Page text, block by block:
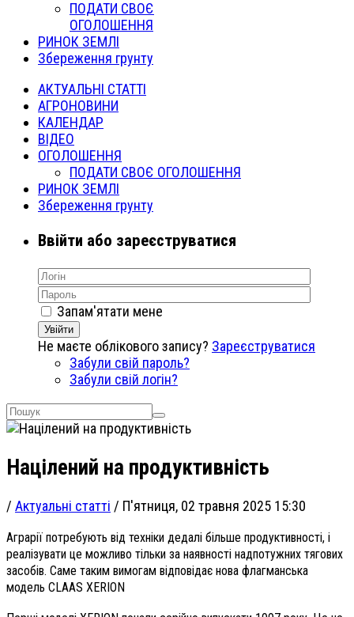
ПОДАТИ СВОЄ
ОГОЛОШЕННЯ
РИНОК ЗЕМЛІ
Збереження грунту
АКТУАЛЬНІ СТАТТІ
АГРОНОВИНИ
КАЛЕНДАР
ВІДЕО
ОГОЛОШЕННЯ
ПОДАТИ СВОЄ ОГОЛОШЕННЯ
РИНОК ЗЕМЛІ
Збереження грунту
Ввійти або зареєструватися
Запам'ятати мене
Увійти
Не маєте облікового запису? Зареєструватися
Забули свій пароль?
Забули свій логін?
Націлений на продуктивність
/ Актуальні статті / П'ятниця, 02 травня 2025 15:30
Аграрії потребують від техніки дедалі більше продуктивності, і
реалізувати це можливо тільки за наявності надпотужних тягових
засобів. Саме таким вимогам відповідає нова флагманська
модель CLAAS XERION